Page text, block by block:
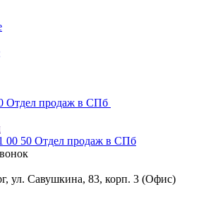
Отдел продаж в СПб
00 50 Отдел продаж в СПб
ул. Савушкина, 83, корп. 3 (Офис)